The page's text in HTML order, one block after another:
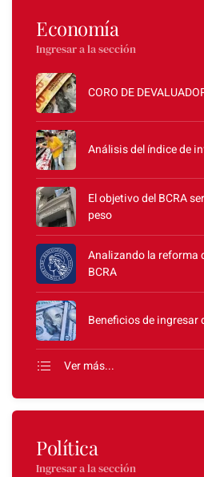
Economía
Ingresar a la sección
CORO DE
Análisis del índice de
El objetivo del BCRA
peso
Analizando la reforma
BCRA
Beneficios de ingresar
Ver más...
Política
Ingresar a la sección